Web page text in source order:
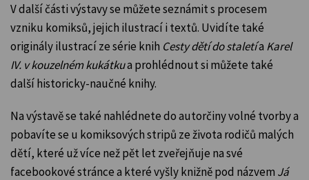
V další části výstavy se můžete seznámit s procesem
vzniku komiksů, jejich ilustrací i textů. Uvidíte také
originály ilustrací ze série knih Cesty dětí do staletía Karel
IV. v kouzelném kukátkua prohlédnout si můžete také
další historicky-naučné knihy.
Na výstavě se také nahlédnete do autorčiny volné tvorby a
pobavíte se u komiksových stripů ze života rodičů malých
dětí, které už více než pět let zveřejňuje na své
facebookové stránce a které vyšly knižně pod názvem Já